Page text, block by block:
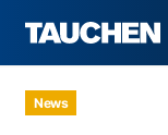
News